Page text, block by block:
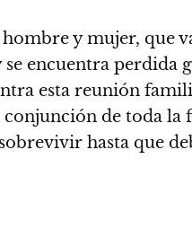
y mujer, que
se encuentra perdida
esta reunión
conjunción de toda
hasta que